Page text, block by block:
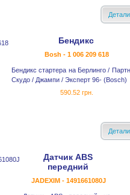
Детали
Бендикс
Bosh - 1 006 209 618
Бендикс стартера на Берлинго /
Скудо / Джампи / Эксперт 96- (Bosch)
590.52 грн.
Детали
Датчик ABS
передний
JADEXIM - 1491661080J